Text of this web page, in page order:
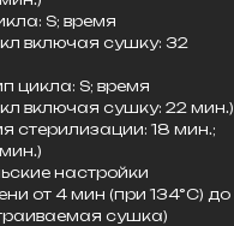
S; время
включая сушку: 32
цикла: S; время
включая сушку: 22 мин.)
стерилизации: 18 мин.;
настройки
от 4 мин (при 134°С) до
сушка)